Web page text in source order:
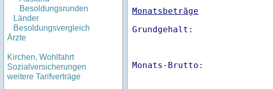
Besoldungsrunden
Länder
Besoldungsvergleich
Ärzte
Kirchen, Wohlfahrt
Sozialversicherungen
weitere Tarifverträge
Monatsbeträge
Monats-